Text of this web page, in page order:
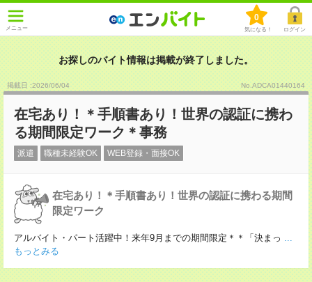
メニュー
0
気になる！ ログイン
お探しのバイト情報は掲載が終了しました。
掲載日 :2026/06/04 No.ADCA01440164
在宅あり！＊手順書あり！世界の認証に携わ
る期間限定ワーク＊事務
派遣 職種未経験OK WEB登録・面接OK
在宅あり！＊手順書あり！世界の認証に携わる期間
限定ワーク
アルバイト・パート活躍中！来年9月までの期間限定＊＊「決まっ ...
もっとみる